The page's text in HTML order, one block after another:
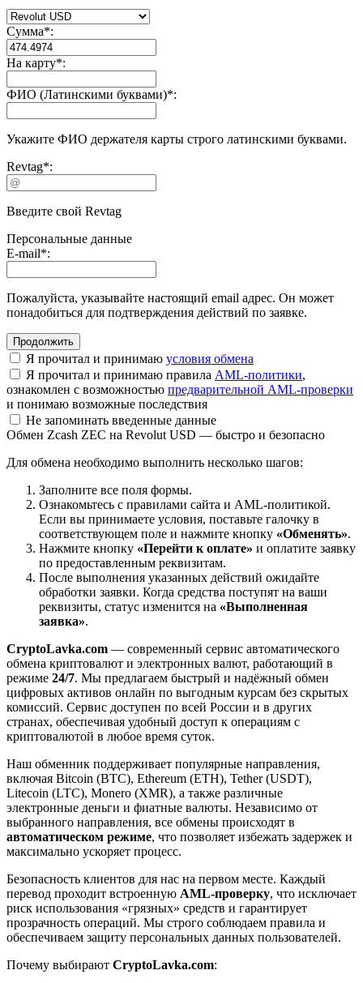
Сумма*:
На карту*:
ФИО (Латинскими буквами)*:
Укажите ФИО держателя карты строго латинскими буквами.
Revtag*:
Введите свой Revtag
Персональные данные
E-mail*:
Пожалуйста, указывайте настоящий email адрес. Он может
понадобиться для подтверждения действий по заявке.
Я прочитал и принимаю условия обмена
Я прочитал и принимаю правила AML-политики,
ознакомлен с возможностью предварительной AML-проверки
и понимаю возможные последствия
Не запоминать введенные данные
Обмен Zcash ZEC на Revolut USD — быстро и безопасно
Для обмена необходимо выполнить несколько шагов:
Заполните все поля формы.
Ознакомьтесь с правилами сайта и AML-политикой.
Если вы принимаете условия, поставьте галочку в
соответствующем поле и нажмите кнопку «Обменять».
Нажмите кнопку «Перейти к оплате» и оплатите заявку
по предоставленным реквизитам.
После выполнения указанных действий ожидайте
обработки заявки. Когда средства поступят на ваши
реквизиты, статус изменится на «Выполненная
заявка».
CryptoLavka.com — современный сервис автоматического
обмена криптовалют и электронных валют, работающий в
режиме 24/7. Мы предлагаем быстрый и надёжный обмен
цифровых активов онлайн по выгодным курсам без скрытых
комиссий. Сервис доступен по всей России и в других
странах, обеспечивая удобный доступ к операциям с
криптовалютой в любое время суток.
Наш обменник поддерживает популярные направления,
включая Bitcoin (BTC), Ethereum (ETH), Tether (USDT),
Litecoin (LTC), Monero (XMR), а также различные
электронные деньги и фиатные валюты. Независимо от
выбранного направления, все обмены происходят в
автоматическом режиме, что позволяет избежать задержек и
максимально ускоряет процесс.
Безопасность клиентов для нас на первом месте. Каждый
перевод проходит встроенную AML-проверку, что исключает
риск использования «грязных» средств и гарантирует
прозрачность операций. Мы строго соблюдаем правила и
обеспечиваем защиту персональных данных пользователей.
Почему выбирают CryptoLavka.com: